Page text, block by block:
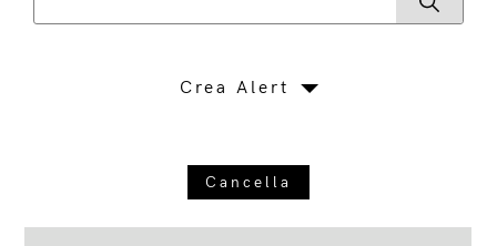
Crea Alert
Cancella